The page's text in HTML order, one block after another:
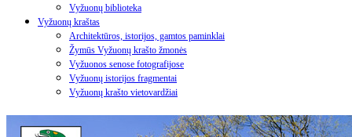
Vyžuonų biblioteka
Vyžuonų kraštas
Architektūros, istorijos, gamtos paminklai
Žymūs Vyžuonų krašto žmonės
Vyžuonos senose fotografijose
Vyžuonų istorijos fragmentai
Vyžuonų krašto vietovardžiai